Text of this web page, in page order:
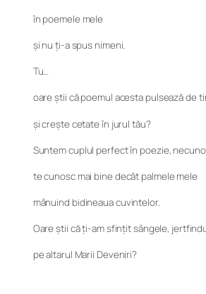
în poemele mele
și nu ți-a spus nimeni.
Tu…
oare știi că poemul acesta pulsează de
și crește cetate în jurul tău?
Suntem cuplul perfect în poezie,
te cunosc mai bine decât palmele mele
mânuind bidineaua cuvintelor.
Oare știi că ți-am sfințit sângele,
pe altarul Marii Deveniri?